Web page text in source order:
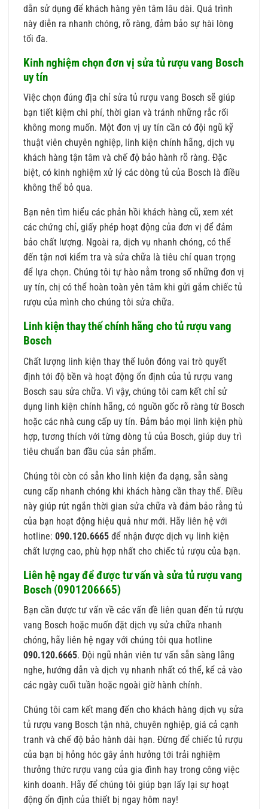
dẫn sử dụng để khách hàng yên tâm lâu dài. Quá trình
này diễn ra nhanh chóng, rõ ràng, đảm bảo sự hài lòng
tối đa.
Kinh nghiệm chọn đơn vị sửa tủ rượu vang Bosch
uy tín
Việc chọn đúng địa chỉ sửa tủ rượu vang Bosch sẽ giúp
bạn tiết kiệm chi phí, thời gian và tránh những rắc rối
không mong muốn. Một đơn vị uy tín cần có đội ngũ kỹ
thuật viên chuyên nghiệp, linh kiện chính hãng, dịch vụ
khách hàng tận tâm và chế độ bảo hành rõ ràng. Đặc
biệt, có kinh nghiệm xử lý các dòng tủ của Bosch là điều
không thể bỏ qua.
Bạn nên tìm hiểu các phản hồi khách hàng cũ, xem xét
các chứng chỉ, giấy phép hoạt động của đơn vị để đảm
bảo chất lượng. Ngoài ra, dịch vụ nhanh chóng, có thể
đến tận nơi kiểm tra và sửa chữa là tiêu chí quan trọng
để lựa chọn. Chúng tôi tự hào nằm trong số những đơn vị
uy tín, chị có thể hoàn toàn yên tâm khi gửi gắm chiếc tủ
rượu của mình cho chúng tôi sửa chữa.
Linh kiện thay thế chính hãng cho tủ rượu vang
Bosch
Chất lượng linh kiện thay thế luôn đóng vai trò quyết
định tới độ bền và hoạt động ổn định của tủ rượu vang
Bosch sau sửa chữa. Vì vậy, chúng tôi cam kết chỉ sử
dụng linh kiện chính hãng, có nguồn gốc rõ ràng từ Bosch
hoặc các nhà cung cấp uy tín. Đảm bảo mọi linh kiện phù
hợp, tương thích với từng dòng tủ của Bosch, giúp duy trì
tiêu chuẩn ban đầu của sản phẩm.
Chúng tôi còn có sẵn kho linh kiện đa dạng, sẵn sàng
cung cấp nhanh chóng khi khách hàng cần thay thế. Điều
này giúp rút ngắn thời gian sửa chữa và đảm bảo rằng tủ
của bạn hoạt động hiệu quả như mới. Hãy liên hệ với
hotline: 090.120.6665 để nhận được dịch vụ linh kiện
chất lượng cao, phù hợp nhất cho chiếc tủ rượu của bạn.
Liên hệ ngay để được tư vấn và sửa tủ rượu vang
Bosch (0901206665)
Bạn cần được tư vấn về các vấn đề liên quan đến tủ rượu
vang Bosch hoặc muốn đặt dịch vụ sửa chữa nhanh
chóng, hãy liên hệ ngay với chúng tôi qua hotline
090.120.6665. Đội ngũ nhân viên tư vấn sẵn sàng lắng
nghe, hướng dẫn và dịch vụ nhanh nhất có thể, kể cả vào
các ngày cuối tuần hoặc ngoài giờ hành chính.
Chúng tôi cam kết mang đến cho khách hàng dịch vụ sửa
tủ rượu vang Bosch tận nhà, chuyên nghiệp, giá cả cạnh
tranh và chế độ bảo hành dài hạn. Đừng để chiếc tủ rượu
của bạn bị hỏng hóc gây ảnh hưởng tới trải nghiệm
thưởng thức rượu vang của gia đình hay trong công việc
kinh doanh. Hãy để chúng tôi giúp bạn lấy lại sự hoạt
động ổn định của thiết bị ngay hôm nay!